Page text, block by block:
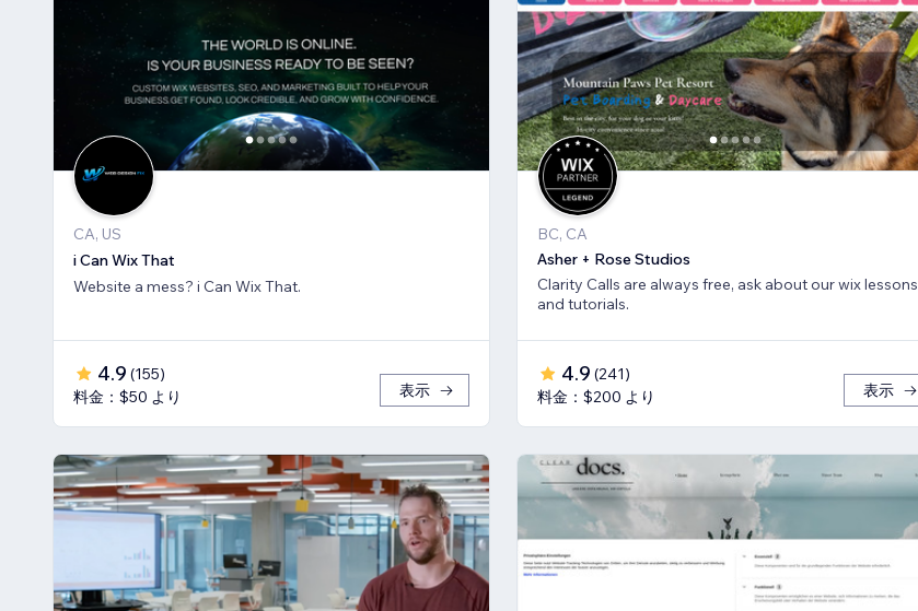
CA, US
i Can Wix That
Website a mess? i Can Wix That.
4.9 (155)
料金：$50 より
表示
BC, CA
Asher + Rose Studios
Clarity Calls are always free, ask about our wix lessons
and tutorials.
4.9 (241)
料金：$200 より
表示